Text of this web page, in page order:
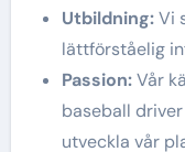
Utbildning:Vi
lättförståelig
Passion:Vår
baseball
utveckla vår